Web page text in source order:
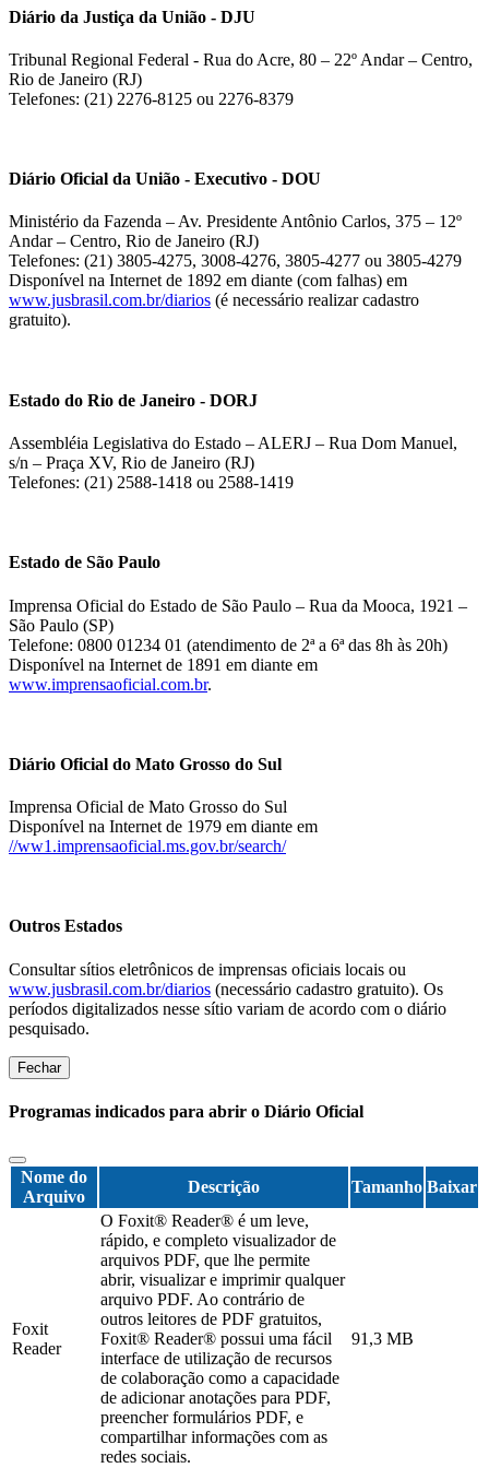
Diário da Justiça da União - DJU
Tribunal Regional Federal - Rua do Acre, 80 – 22º Andar – Centro,
Rio de Janeiro (RJ)
Telefones: (21) 2276-8125 ou 2276-8379
Diário Oficial da União - Executivo - DOU
Ministério da Fazenda – Av. Presidente Antônio Carlos, 375 – 12º
Andar – Centro, Rio de Janeiro (RJ)
Telefones: (21) 3805-4275, 3008-4276, 3805-4277 ou 3805-4279
Disponível na Internet de 1892 em diante (com falhas) em
www.jusbrasil.com.br/diarios (é necessário realizar cadastro
gratuito).
Estado do Rio de Janeiro - DORJ
Assembléia Legislativa do Estado – ALERJ – Rua Dom Manuel,
s/n – Praça XV, Rio de Janeiro (RJ)
Telefones: (21) 2588-1418 ou 2588-1419
Estado de São Paulo
Imprensa Oficial do Estado de São Paulo – Rua da Mooca, 1921 –
São Paulo (SP)
Telefone: 0800 01234 01 (atendimento de 2ª a 6ª das 8h às 20h)
Disponível na Internet de 1891 em diante em
www.imprensaoficial.com.br.
Diário Oficial do Mato Grosso do Sul
Imprensa Oficial de Mato Grosso do Sul
Disponível na Internet de 1979 em diante em
//ww1.imprensaoficial.ms.gov.br/search/
Outros Estados
Consultar sítios eletrônicos de imprensas oficiais locais ou
www.jusbrasil.com.br/diarios (necessário cadastro gratuito). Os
períodos digitalizados nesse sítio variam de acordo com o diário
pesquisado.
Fechar
Programas indicados para abrir o Diário Oficial
Nome do
Arquivo
Descrição Tamanho Baixar
Foxit
Reader
O Foxit® Reader® é um leve,
rápido, e completo visualizador de
arquivos PDF, que lhe permite
abrir, visualizar e imprimir qualquer
arquivo PDF. Ao contrário de
outros leitores de PDF gratuitos,
Foxit® Reader® possui uma fácil
interface de utilização de recursos
de colaboração como a capacidade
de adicionar anotações para PDF,
preencher formulários PDF, e
compartilhar informações com as
redes sociais.
91,3 MB